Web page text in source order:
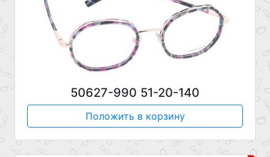
50627-990 51-20-140
Положить в корзину